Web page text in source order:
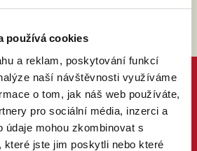
používá cookies
a reklam, poskytování funkcí
naší návštěvnosti využíváme
o tom, jak náš web používáte,
pro sociální média, inzerci a
údaje mohou zkombinovat s
jste jim poskytli nebo které